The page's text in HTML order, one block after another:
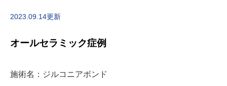
2023.09.14更新
オールセラミック症例
施術名：ジルコニアボンド